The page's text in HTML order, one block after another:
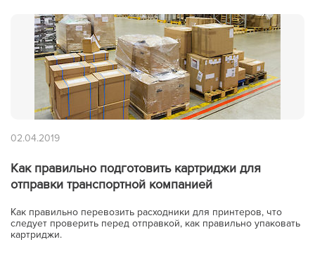
02.04.2019
Как правильно подготовить картриджи для
отправки транспортной компанией
Как правильно перевозить расходники для принтеров, что
следует проверить перед отправкой, как правильно упаковать
картриджи.